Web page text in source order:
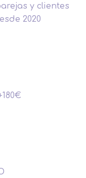
y clientes
2020